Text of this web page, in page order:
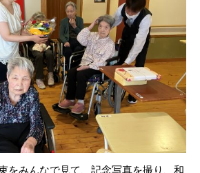
をみんなで見て、記念写真を撮り、和